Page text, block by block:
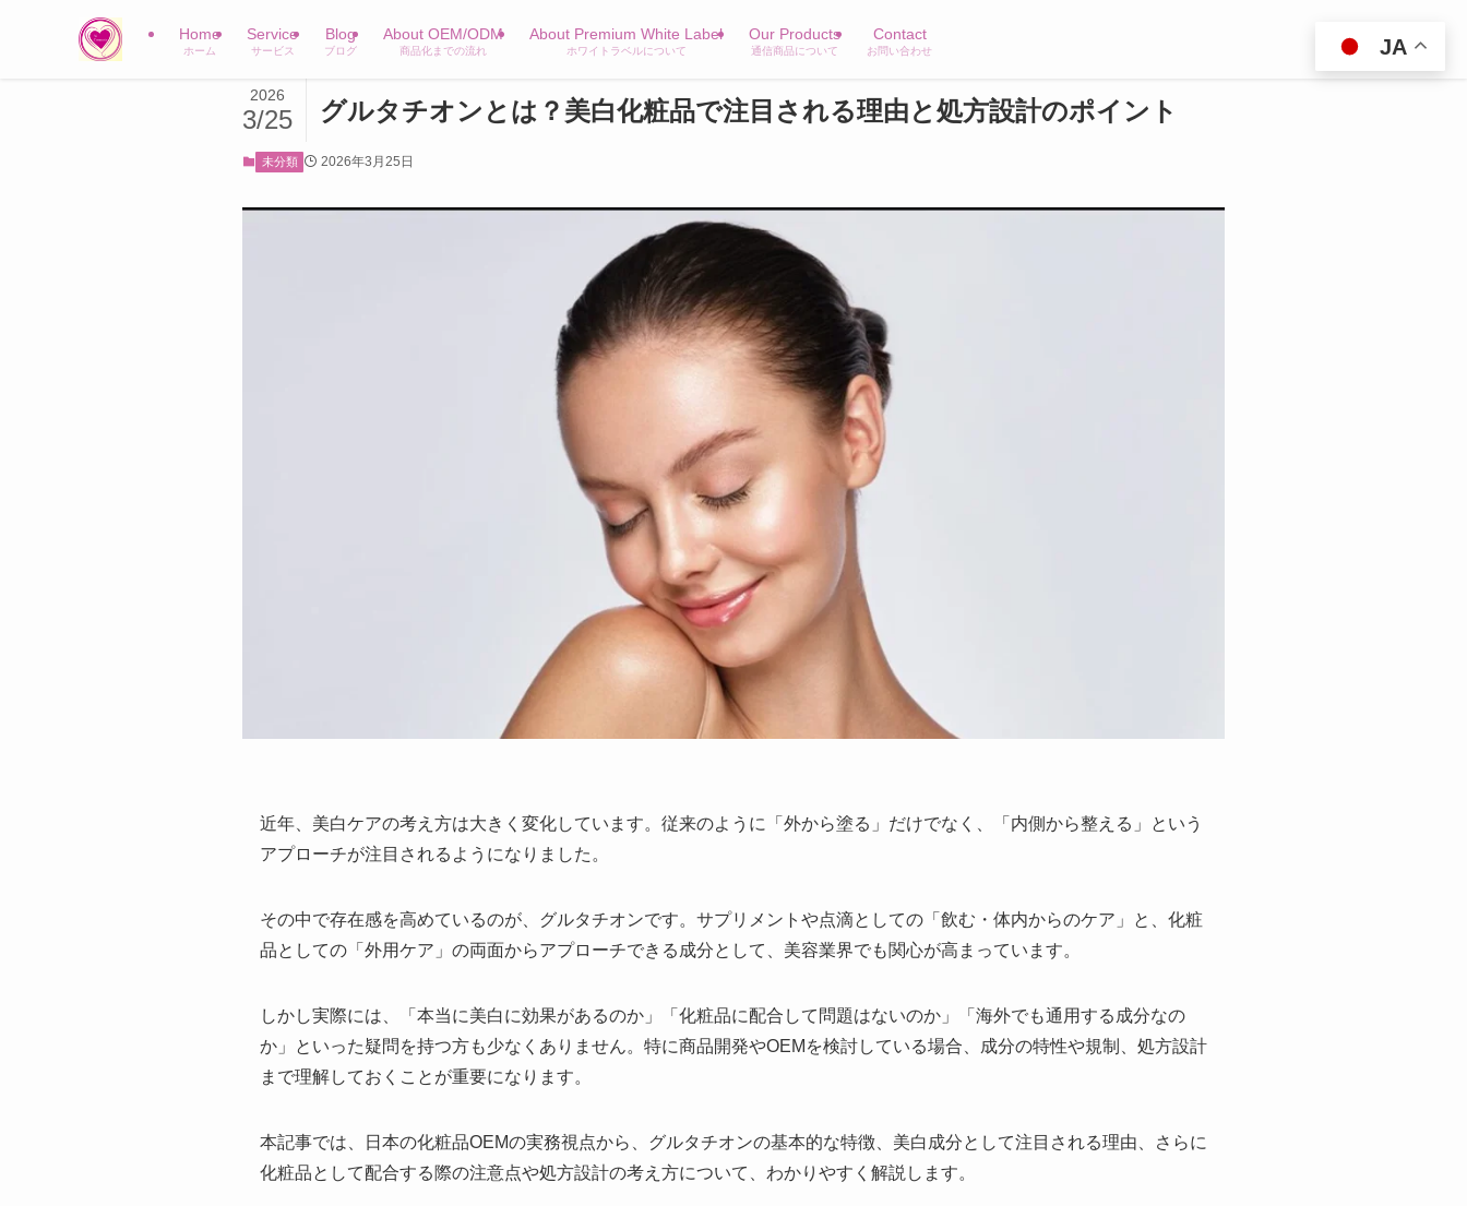
Home
ホーム
Service
サービス
Blog
ブログ
About OEM/ODM
商品化までの流れ
About Premium White Label
ホワイトラベルについて
Our Products
通信商品について
Contact
お問い合わせ
グルタチオンとは？美白化粧品で注目される理由と処方設計のポイント
2026
3/25
未分類 2026年3月25日
近年、美白ケアの考え方は大きく変化しています。従来のように「外から塗る」だけでなく、「内側から整える」という
アプローチが注目されるようになりました。
その中で存在感を高めているのが、グルタチオンです。サプリメントや点滴としての「飲む・体内からのケア」と、化粧
品としての「外用ケア」の両面からアプローチできる成分として、美容業界でも関心が高まっています。
しかし実際には、「本当に美白に効果があるのか」「化粧品に配合して問題はないのか」「海外でも通用する成分なの
か」といった疑問を持つ方も少なくありません。特に商品開発やOEMを検討している場合、成分の特性や規制、処方設計
まで理解しておくことが重要になります。
本記事では、日本の化粧品OEMの実務視点から、グルタチオンの基本的な特徴、美白成分として注目される理由、さらに
化粧品として配合する際の注意点や処方設計の考え方について、わかりやすく解説します。
JA